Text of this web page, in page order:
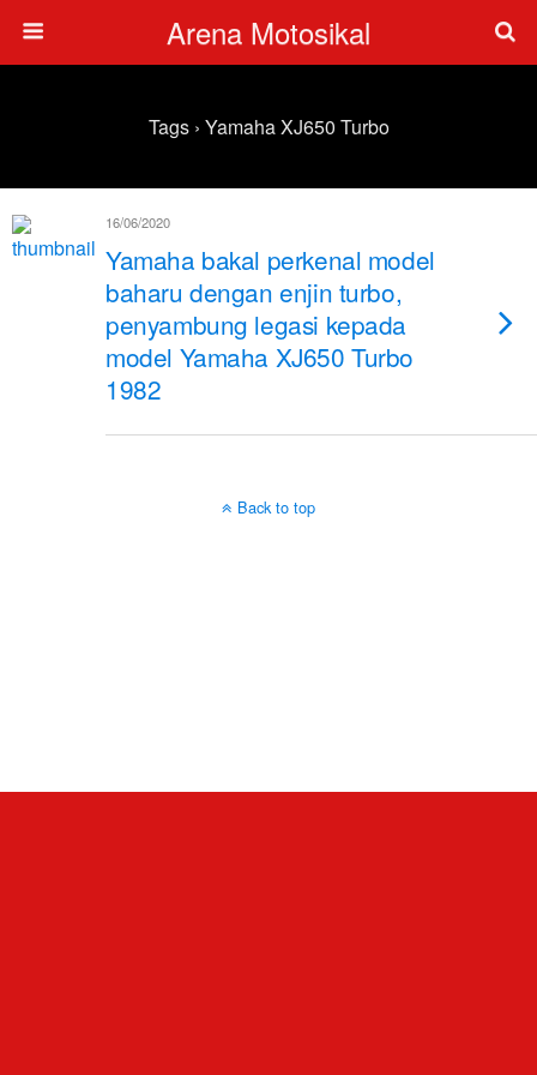
Arena Motosikal
Tags › Yamaha XJ650 Turbo
16/06/2020
Yamaha bakal perkenal model
baharu dengan enjin turbo,
penyambung legasi kepada
model Yamaha XJ650 Turbo
1982
Back to top